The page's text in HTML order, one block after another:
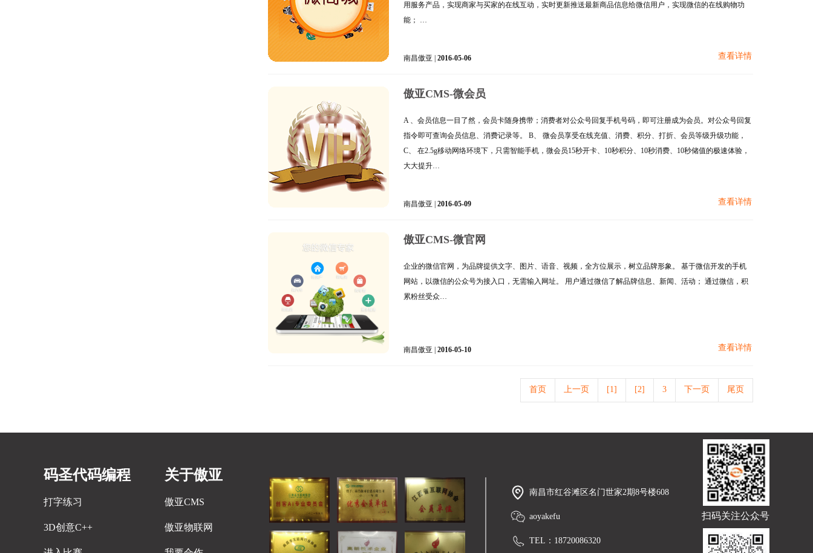
用服务产品，实现商家与买家的在线互动，实时更新推送最新商品信息给微信用户，实现微信的在线购物功
能； …
南昌傲亚 |2016-05-06 查看详情
傲亚CMS-微会员
A 、会员信息一目了然，会员卡随身携带；消费者对公众号回复手机号码，即可注册成为会员。对公众号回复
指令即可查询会员信息、消费记录等。 B、 微会员享受在线充值、消费、积分、打折、会员等级升级功能，
C、 在2.5g移动网络环境下，只需智能手机，微会员15秒开卡、10秒积分、10秒消费、10秒储值的极速体验，
大大提升…
南昌傲亚 |2016-05-09 查看详情
傲亚CMS-微官网
企业的微信官网，为品牌提供文字、图片、语音、视频，全方位展示，树立品牌形象。 基于微信开发的手机
网站，以微信的公众号为接入口，无需输入网址。 用户通过微信了解品牌信息、新闻、活动； 通过微信，积
累粉丝受众…
南昌傲亚 |2016-05-10 查看详情
首页 上一页 [1] [2] 3 下一页 尾页
码圣代码编程
打字练习
3D创意C++
关于傲亚
傲亚CMS
傲亚物联网
南昌市红谷滩区名门世家2期8号楼608
aoyakefu
TEL：18720086320
扫码关注公众号